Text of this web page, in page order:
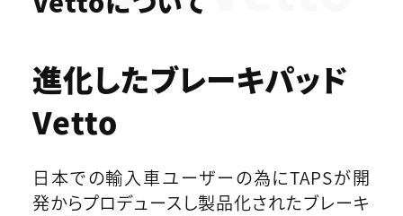
進化したブレーキパッド
Vetto
日本での輸入車ユーザーの為にTAPSが開
発からプロデュースし製品化されたブレーキ